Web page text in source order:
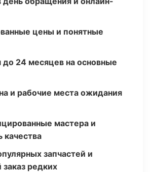
цены и понятные
до 24 месяцев на основные
и рабочие места ожидания
мастера и
качества
запчастей и
редких